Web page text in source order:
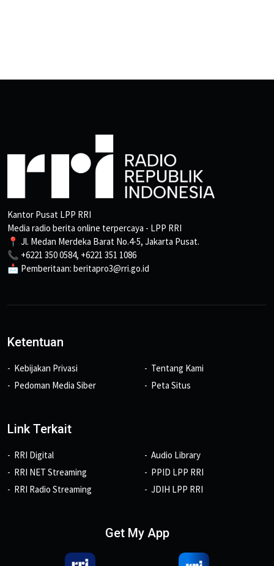
Kantor Pusat LPP RRI
Media radio berita online terpercaya - LPP RRI
📍 Jl. Medan Merdeka Barat No.4-5, Jakarta Pusat.
📞 +6221 350 0584, +6221 351 1086
📩 Pemberitaan: beritapro3@rri.go.id
Ketentuan
Kebijakan Privasi
Pedoman Media Siber
Tentang Kami
Peta Situs
Link Terkait
RRI Digital
RRI NET Streaming
RRI Radio Streaming
Audio Library
PPID LPP RRI
JDIH LPP RRI
Get My App